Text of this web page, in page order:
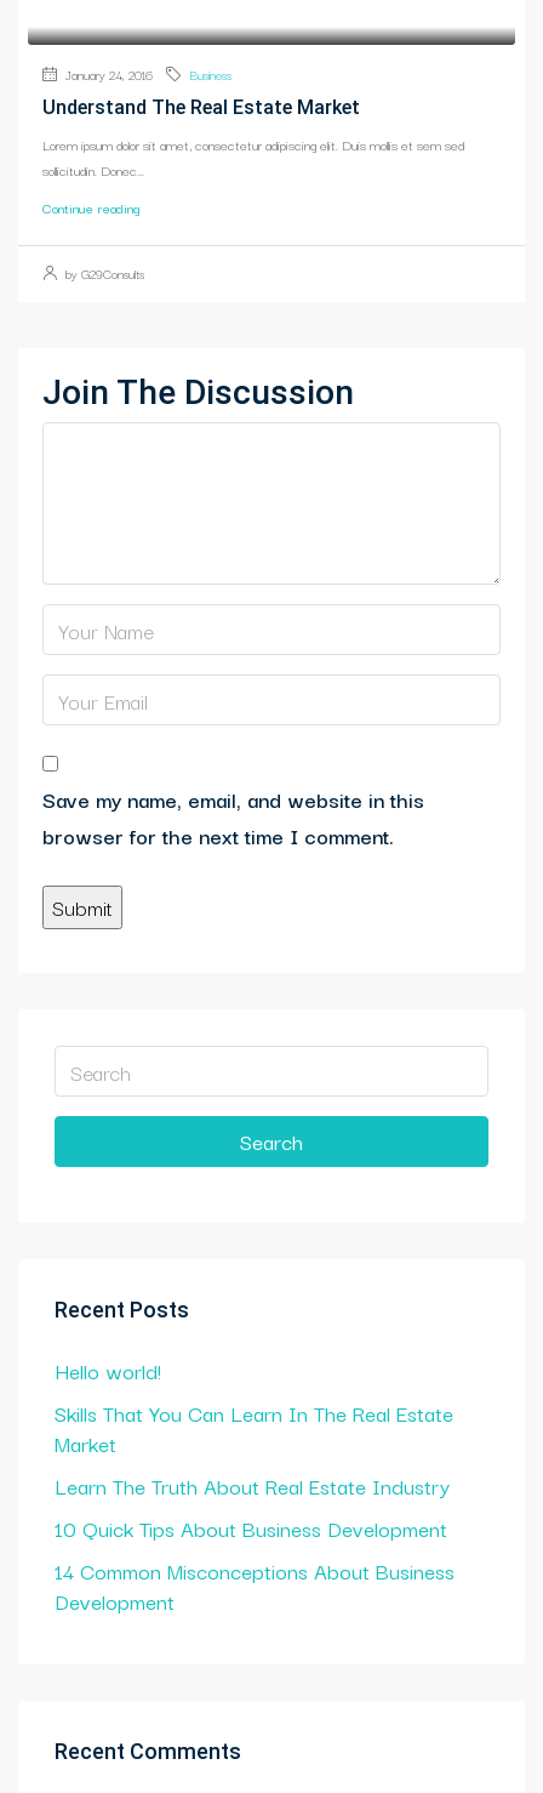
January 24, 2016 Business
Understand The Real Estate Market
Lorem ipsum dolor sit amet, consectetur adipiscing elit. Duis mollis et sem sed
sollicitudin. Donec...
Continue reading
by G29Consults
Join The Discussion
Save my name, email, and website in this
browser for the next time I comment.
Search
Recent Posts
Hello world!
Skills That You Can Learn In The Real Estate
Market
Learn The Truth About Real Estate Industry
10 Quick Tips About Business Development
14 Common Misconceptions About Business
Development
Recent Comments